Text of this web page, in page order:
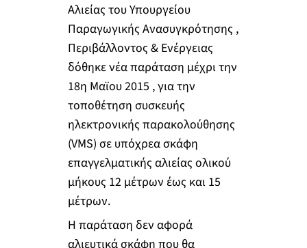
Αλιείας του Υπουργείου
Παραγωγικής Ανασυγκρότησης ,
Περιβάλλοντος & Ενέργειας
δόθηκε νέα παράταση μέχρι την
18η Μαϊου 2015 , για την
τοποθέτηση συσκευής
ηλεκτρονικής παρακολούθησης
(VMS) σε υπόχρεα σκάφη
επαγγελματικής αλιείας ολικού
μήκους 12 μέτρων έως και 15
μέτρων.
Η παράταση δεν αφορά
αλιευτικά σκάφη που θα